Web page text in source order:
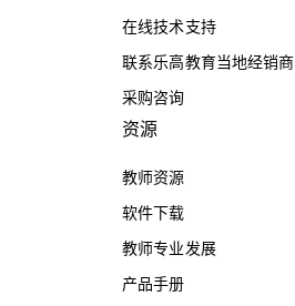
在线技术支持
联系乐高教育当地经销商
采购咨询
资源
教师资源
软件下载
教师专业发展
产品手册